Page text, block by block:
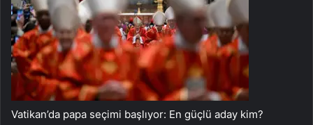
Vatikan’da papa seçimi başlıyor: En güçlü aday kim?